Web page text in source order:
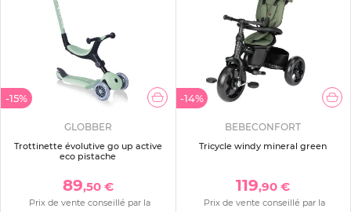
-15%
GLOBBER
Trottinette évolutive go up active
eco pistache
89,50 €
Prix de vente conseillé par la
-14%
BEBECONFORT
Tricycle windy mineral green
119,90 €
Prix de vente conseillé par la